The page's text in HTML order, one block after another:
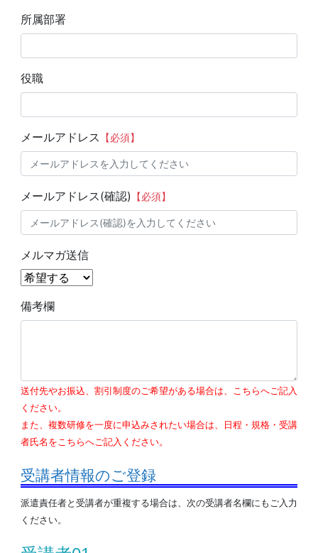
所属部署
役職
メールアドレス 【必須】
メールアドレス(確認) 【必須】
メルマガ送信
備考欄
送付先やお振込、割引制度のご希望がある場合は、こちらへご記入
ください。
また、複数研修を一度に申込みされたい場合は、日程・規格・受講
者氏名をこちらへご記入ください。
受講者情報のご登録
派遣責任者と受講者が重複する場合は、次の受講者名欄にもご入力
ください。